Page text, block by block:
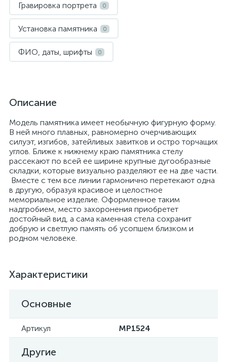
Гравировка портрета 0
Установка памятника 0
ФИО, даты, шрифты 0
Описание
Модель памятника имеет необычную фигурную форму.
В ней много плавных, равномерно очерчивающих
силуэт, изгибов, затейливых завитков и остро торчащих
углов. Ближе к нижнему краю памятника стелу
рассекают по всей ее ширине крупные дугообразные
складки, которые визуально разделяют ее на две части.
Вместе с тем все линии гармонично перетекают одна
в другую, образуя красивое и целостное
мемориальное изделие. Оформленное таким
надгробием, место захоронения приобретет
достойный вид, а сама каменная стела сохранит
добрую и светлую память об усопшем близком и
родном человеке.
Характеристики
Основные
Артикул MP1524
Другие